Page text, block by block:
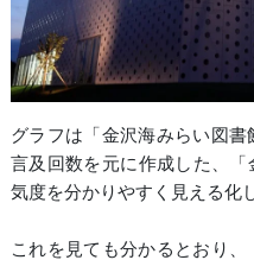
グラフは「金沢海みらい図
言及回数を元に作成した、
気度を分かりやすく見える化
これを見ても分かるとおり